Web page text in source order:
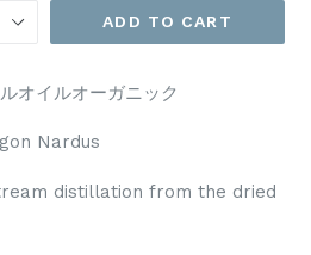
ADD TO CART
オイルオーガニック
Nardus
distillation from the dried